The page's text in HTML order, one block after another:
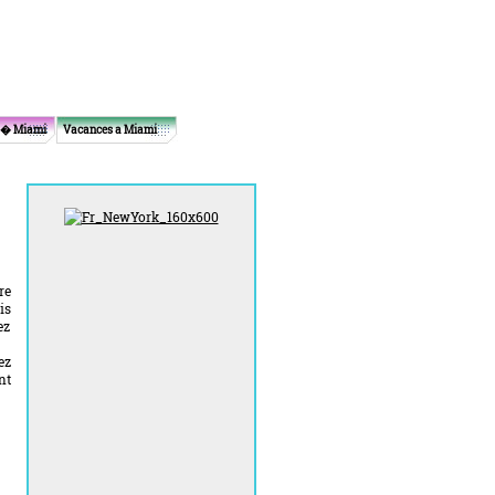
Miami Vacances a Miami